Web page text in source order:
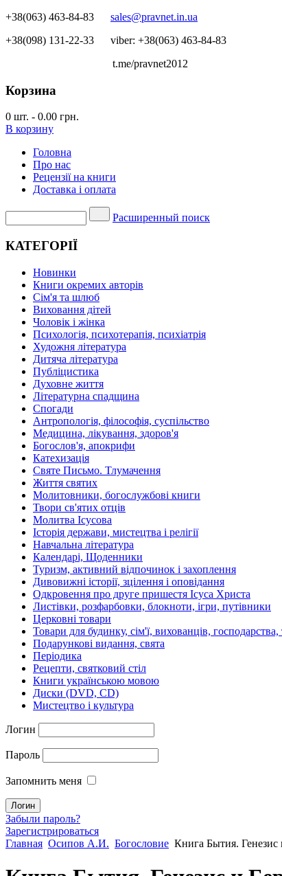
+38(063) 463-84-83 sales@pravnet.in.ua
+38(098) 131-22-33 viber: +38(063) 463-84-83
t.me/pravnet2012
Корзина
0 шт. - 0.00 грн.
В корзину
Головна
Про нас
Рецензії на книги
Доставка і оплата
Расширенный поиск
КАТЕГОРІЇ
Новинки
Книги окремих авторів
Сім'я та шлюб
Виховання дітей
Чоловік і жінка
Психологія, психотерапія, психіатрія
Художня література
Дитяча література
Публіцистика
Духовне життя
Літературна спадщина
Спогади
Антропологія, філософія, суспільство
Медицина, лікування, здоров'я
Богослов'я, апокрифи
Катехизація
Святе Письмо. Тлумачення
Життя святих
Молитовники, богослужбові книги
Твори св'ятих отців
Молитва Ісусова
Історія держави, мистецтва і релігії
Навчальна література
Календарі, Щоденники
Туризм, активний відпочинок і захоплення
Дивовижні історії, зцілення і оповідання
Одкровення про друге пришестя Ісуса Христа
Листівки, розфарбовки, блокноти, ігри, путівники
Церковні товари
Товари для будинку, сім'ї, вихованців,
Подарункові видання, свята
Періодика
Рецепти, святковий стіл
Книги українською мовою
Диски (DVD, CD)
Мистецтво і культура
Логин
Пароль
Запомнить меня
Забыли пароль?
Зарегистрироваться
Главная Осипов А.И. Богословие Книга Бытия.